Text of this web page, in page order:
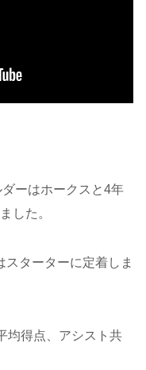
ーはホークスと4年
した。
ターターに定着しま
均得点、アシスト共